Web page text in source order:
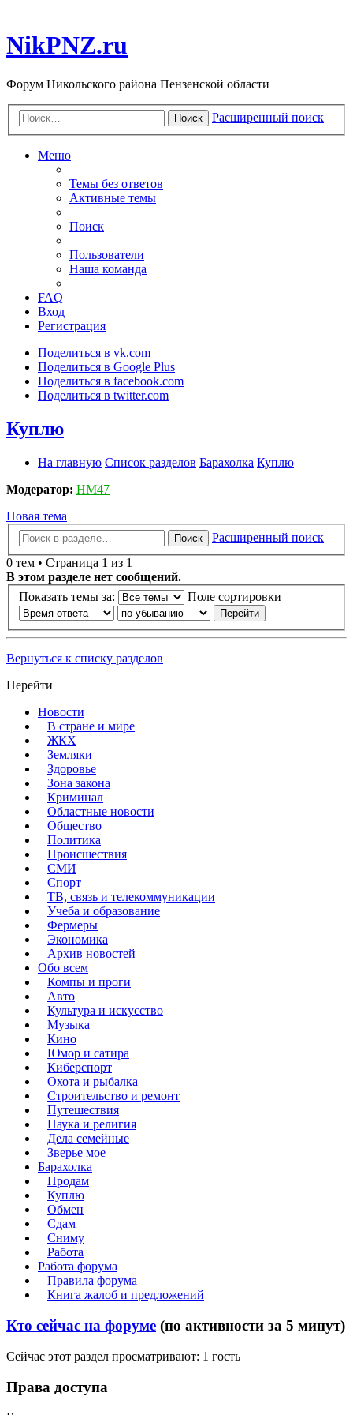
NikPNZ.ru
Форум Никольского района Пензенской области
Поиск Расширенный поиск
Меню
Темы без ответов
Активные темы
Поиск
Пользователи
Наша команда
FAQ
Вход
Регистрация
Поделиться в vk.com
Поделиться в Google Plus
Поделиться в facebook.com
Поделиться в twitter.com
Куплю
На главную Список разделов Барахолка Куплю
Модератор: HM47
Новая тема
Поиск
Расширенный поиск
0 тем • Страница 1 из 1
В этом разделе нет сообщений.
Показать темы за:
Поле сортировки
Вернуться к списку разделов
Перейти
Новости
В стране и мире
ЖКХ
Земляки
Здоровье
Зона закона
Криминал
Областные новости
Общество
Политика
Происшествия
СМИ
Спорт
ТВ, связь и телекоммуникации
Учеба и образование
Фермеры
Экономика
Архив новостей
Обо всем
Компы и проги
Авто
Культура и искусство
Музыка
Кино
Юмор и сатира
Киберспорт
Охота и рыбалка
Строительство и ремонт
Путешествия
Наука и религия
Дела семейные
Зверье мое
Барахолка
Продам
Куплю
Обмен
Сдам
Сниму
Работа
Работа форума
Правила форума
Книга жалоб и предложений
Кто сейчас на форуме (по активности за 5 минут)
Сейчас этот раздел просматривают: 1 гость
Права доступа